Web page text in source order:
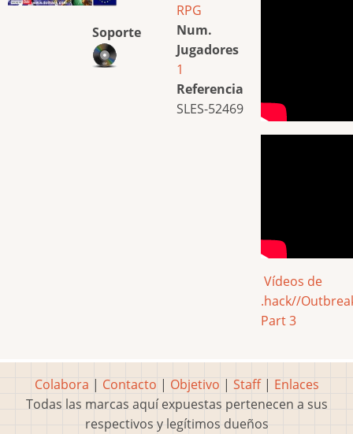
Soporte
RPG
Num.
Jugadores
1
Referencia
SLES-52469
Vídeos de
.hack//
Part 3
Colabora | Contacto | Objetivo | Staff| Enlaces
Todas las marcas aquí expuestas pertenecen a sus
respectivos y legítimos dueños